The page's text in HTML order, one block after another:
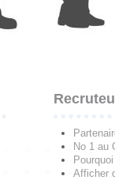
No 1 au
Afficher